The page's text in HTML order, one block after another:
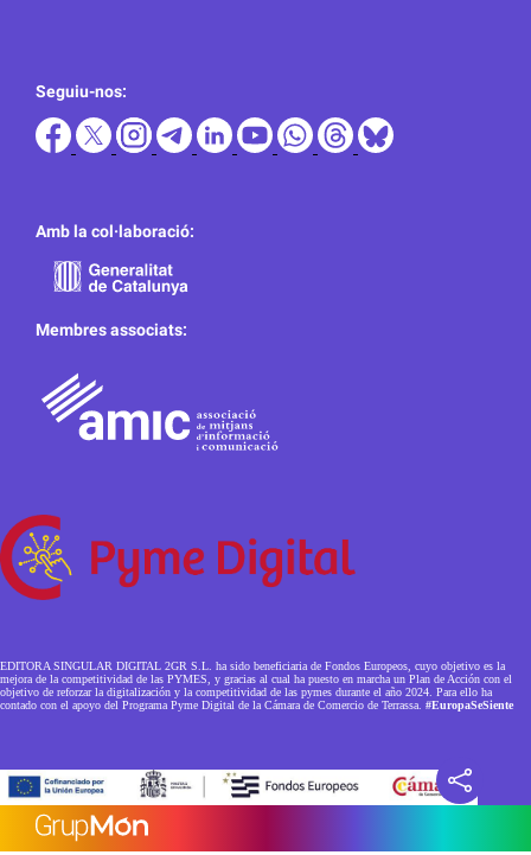
Seguiu-nos:
Amb la col·laboració:
Membres associats:
EDITORA SINGULAR DIGITAL 2GR S.L. ha sido beneficiaria de Fondos Europeos, cuyo objetivo es la
mejora de la competitividad de las PYMES, y gracias al cual ha puesto en marcha un Plan de Acción con el
objetivo de reforzar la digitalización y la competitividad de las pymes durante el año 2024. Para ello ha
contado con el apoyo del Programa Pyme Digital de la Cámara de Comercio de Terrassa. #EuropaSeSiente